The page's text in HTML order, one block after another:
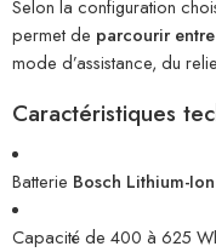
Selon la configuration
permet de parcourir
mode d’assistance, du
Caractéristiques
Batterie Bosch Lithium-
Capacité de 400 à 625